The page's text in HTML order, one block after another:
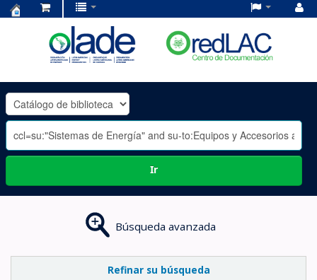
OLADE
-
Ir
Búsqueda avanzada
Refinar su búsqueda